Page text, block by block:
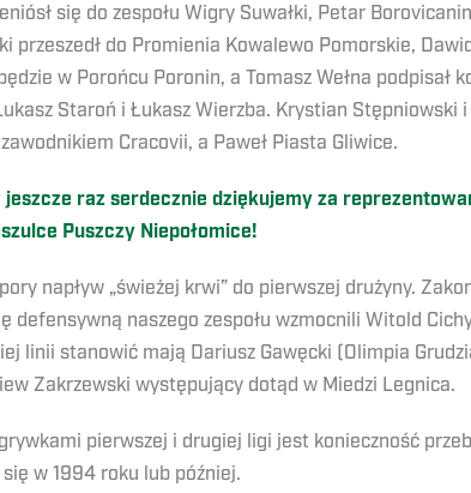
się do zespołu Wigry Suwałki, Petar
przeszedł do Promienia Kowalewo Pomorskie,
w Porońcu Poronin, a Tomasz Wełna
Staroń i Łukasz Wierzba. Krystian
Cracovii, a Paweł Piasta Gliwice.
raz serdecznie dziękujemy za
Puszczy Niepołomice!
napływ „świeżej krwi” do pierwszej drużyny.
defensywną naszego zespołu wzmocnili Witold
linii stanowić mają Dariusz Gawęcki (Olimpia
Zakrzewski występujący dotąd w Miedzi Legnica.
pierwszej i drugiej ligi jest konieczność
w 1994 roku lub później.